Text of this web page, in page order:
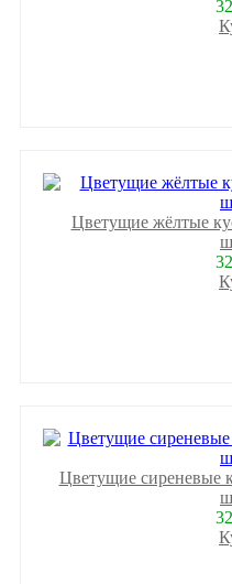
Цветущие жёлтые
Цветущие сиреневые